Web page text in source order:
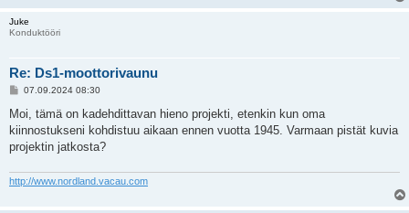
Juke
Konduktööri
Re: Ds1-moottorivaunu
V
e
t
i
07.09.2024 08:30
Moi, tämä on kadehdittavan hieno projekti, etenkin kun oma
kiinnostukseni kohdistuu aikaan ennen vuotta 1945. Varmaan pistät kuvia
projektin jatkosta?
http://www.nordland.vacau.com